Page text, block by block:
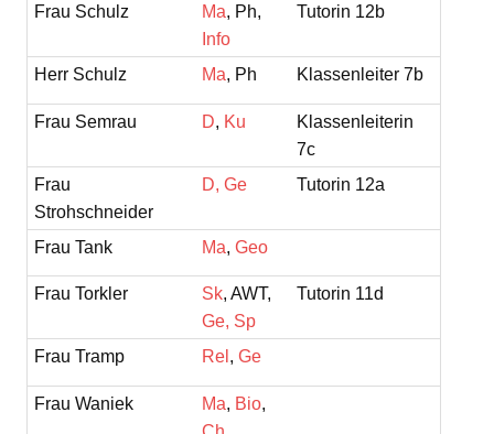
Frau Schulz Ma, Ph,
Info
Tutorin 12b
Herr Schulz Ma, Ph Klassenleiter 7b
Frau Semrau D, Ku
Klassenleiterin
7c
Frau
Strohschneider
D, Ge Tutorin 12a
Frau Tank Ma,Geo
Frau Torkler Sk, AWT,
Ge, Sp
Tutorin 11d
Frau Tramp Rel ,Ge
Frau Waniek Ma, Bio,